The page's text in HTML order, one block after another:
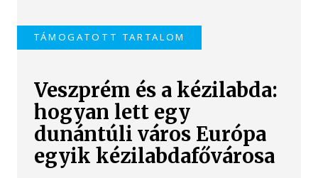
TÁMOGATOTT TARTALOM
Veszprém és a kézilabda:
hogyan lett egy
dunántúli város Európa
egyik kézilabdafővárosa